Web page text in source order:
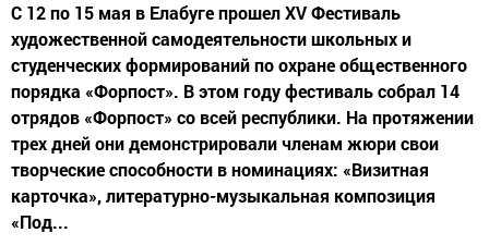
С 12 по 15 мая в Елабуге прошел ХV Фестиваль
художественной самодеятельности школьных и
студенческих формирований по охране общественного
порядка «Форпост». В этом году фестиваль собрал 14
отрядов «Форпост» со всей республики. На протяжении
трех дней они демонстрировали членам жюри свои
творческие способности в номинациях: «Визитная
карточка», литературно-музыкальная композиция
«Под...